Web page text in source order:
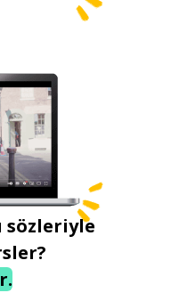
sözleriyle